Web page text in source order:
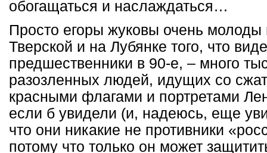
обогащаться и наслаждаться…
Просто егоры жуковы очень молоды
Тверской и на Лубянке того, что
предшественники в 90-е, – много
разозленных людей, идущих со
красными флагами и портретами
если б увидели (и, надеюсь, еще
что они никакие не противники
потому что только он может